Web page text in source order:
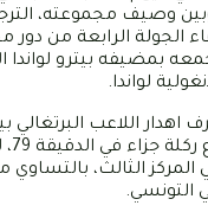
وصيف مجموعته،
الجولة الرابعة من
لواندا.
اهدار اللاعب
الثالث،
التونسي.